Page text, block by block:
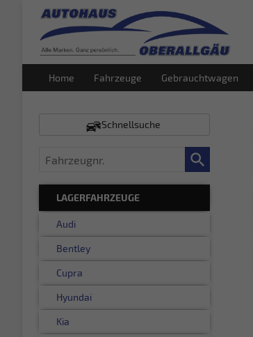
Home Fahrzeuge Gebrauchtwagen
Schnellsuche
Fahrzeugnr.
LAGERFAHRZEUGE
Audi
Bentley
Cupra
Hyundai
Kia